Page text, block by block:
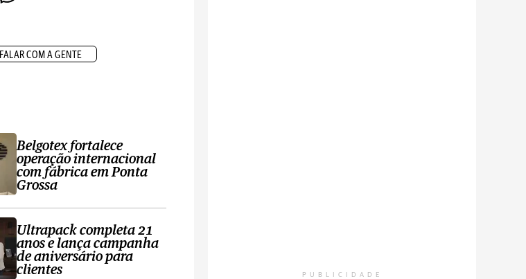
FALAR COM A GENTE
Belgotex fortalece
operação internacional
com fábrica em Ponta
Grossa
Ultrapack completa 21
anos e lança campanha
de aniversário para
clientes
PUBLICIDADE